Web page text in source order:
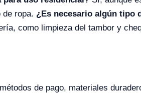
de ropa. ¿Es necesario algún tipo
como limpieza del tambor y
de pago, materiales